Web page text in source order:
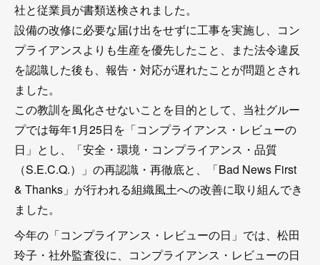
社と従業員が書類送検されました。
設備の改修に必要な届け出をせずに工事を実施し、コン
プライアンスよりも生産を優先したこと、また法令違反
を認識した後も、報告・対応が遅れたことが問題とされ
ました。
この教訓を風化させないことを目的として、当社グルー
プでは毎年1月25日を「コンプライアンス・レビューの
日」とし、「安全・環境・コンプライアンス・品質
（S.E.C.Q.）」の再認識・再徹底と、「Bad News First
& Thanks」が行われる組織風土への改善に取り組んでき
ました。
今年の「コンプライアンス・レビューの日」では、松田
玲子・社外監査役に、コンプライアンス・レビューの日